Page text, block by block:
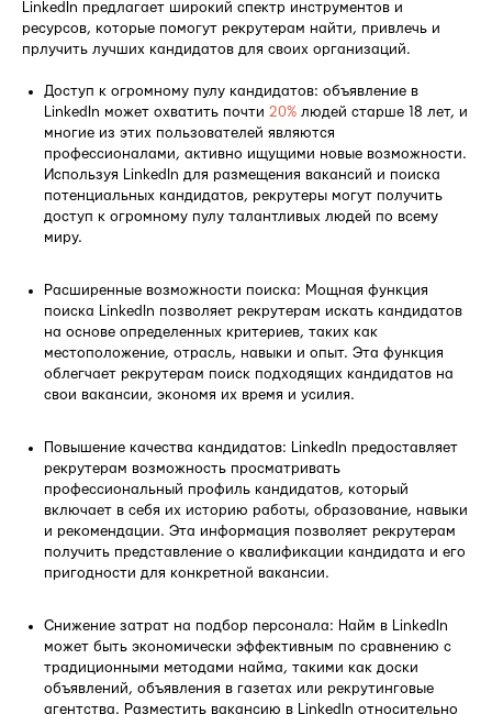
LinkedIn предлагает широкий спектр инструментов и
ресурсов, которые помогут рекрутерам найти, привлечь и
прлучить лучших кандидатов для своих организаций.
Доступ к огромному пулу кандидатов: объявление в
LinkedIn может охватить почти 20% людей старше 18 лет, и
многие из этих пользователей являются
профессионалами, активно ищущими новые возможности.
Используя LinkedIn для размещения вакансий и поиска
потенциальных кандидатов, рекрутеры могут получить
доступ к огромному пулу талантливых людей по всему
миру.
Расширенные возможности поиска: Мощная функция
поиска LinkedIn позволяет рекрутерам искать кандидатов
на основе определенных критериев, таких как
местоположение, отрасль, навыки и опыт. Эта функция
облегчает рекрутерам поиск подходящих кандидатов на
свои вакансии, экономя их время и усилия.
Повышение качества кандидатов: LinkedIn предоставляет
рекрутерам возможность просматривать
профессиональный профиль кандидатов, который
включает в себя их историю работы, образование, навыки
и рекомендации. Эта информация позволяет рекрутерам
получить представление о квалификации кандидата и его
пригодности для конкретной вакансии.
Снижение затрат на подбор персонала: Найм в LinkedIn
может быть экономически эффективным по сравнению с
традиционными методами найма, такими как доски
объявлений, объявления в газетах или рекрутинговые
агентства. Разместить вакансию в LinkedIn относительно